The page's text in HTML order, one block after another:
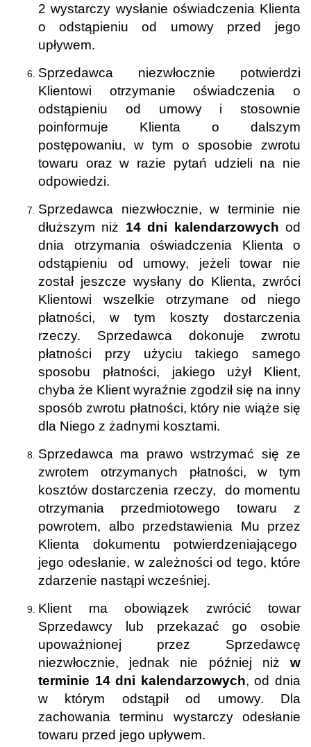
2 wystarczy wysłanie oświadczenia Klienta
o
odstąpieniu od umowy przed jego
upływem.
Sprzedawca niezwłocznie potwierdzi
Klientowi otrzymanie oświadczenia o
odstąpieniu od umowy i stosownie
poinformuje Klienta o dalszym
postępowaniu, w tym o sposobie zwrotu
towaru oraz w razie pytań udzieli na nie
odpowiedzi.
Sprzedawca niezwłocznie, w terminie nie
dłuższym niż 14 dni kalendarzowych od
dnia otrzymania oświadczenia Klienta o
odstąpieniu od umowy, jeżeli towar nie
został jeszcze wysłany do Klienta, zwróci
Klientowi wszelkie otrzymane od niego
płatności, w tym koszty dostarczenia
rzeczy. Sprzedawca dokonuje zwrotu
płatności przy użyciu takiego samego
sposobu płatności, jakiego użył Klient,
chyba że Klient wyraźnie zgodził się na inny
sposób zwrotu płatności, który nie wiąże się
dla Niego z żadnymi kosztami.
Sprzedawca ma prawo wstrzymać się ze
zwrotem otrzymanych płatności, w tym
kosztów dostarczenia rzeczy, do momentu
otrzymania przedmiotowego towaru z
powrotem, albo przedstawienia Mu przez
Klienta dokumentu potwierdzeniającego
jego odesłanie, w zależności od tego, które
zdarzenie nastąpi wcześniej.
Klient ma obowiązek zwrócić towar
Sprzedawcy lub przekazać go osobie
upoważnionej przez Sprzedawcę
niezwłocznie, jednak nie później niż w
terminie 14 dni kalendarzowych, od dnia
w którym odstąpił od umowy. Dla
zachowania terminu wystarczy odesłanie
towaru przed jego upływem.